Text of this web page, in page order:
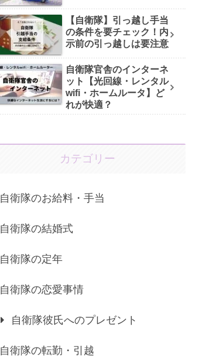
【自衛隊】引っ越し手当
の条件を要チェック！内
示前の引っ越しは要注意
自衛隊官舎のインターネ
ット【光回線・レンタル
wifi・ホームルータ】ど
れが快適？
カテゴリー
自衛隊のお給料・手当
自衛隊の結婚式
自衛隊の定年
自衛隊の恋愛事情
自衛隊彼氏へのプレゼント
自衛隊の転勤・引越